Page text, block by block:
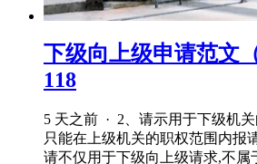
下级向上级申请范文
118
5 天之前 · 2、请示用于下级机
只能在上级机关的职权范围内报
请不仅用于下级向上级请求,不属